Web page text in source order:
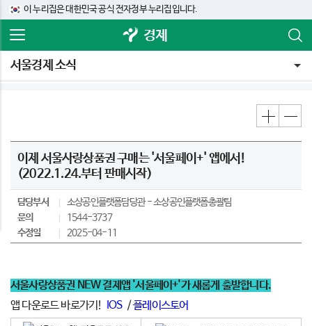
이 누리집은 대한민국 공식 전자정부 누리집입니다.
경제
서울경제 소식
이제 서울사랑상품권 구매는 '서울페이+' 앱에서!
(2022.1.24.부터 판매시작)
담당부서 소상공인플랫폼담당관
소상공인플랫폼총괄팀
문의
1544-3737
수정일
2025-04-11
서울사랑상품권 NEW 결제앱 '서울페이+'가 새롭게 출발합니다.
앱 다운로드 바로가기! IOS/플레이스토어